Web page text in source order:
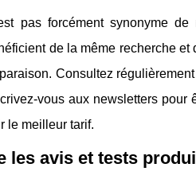
pas forcément synonyme
de la même recherche
Consultez
vous aux newsletters
le meilleur tarif.
les avis et tests